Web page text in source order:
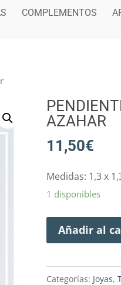
COMPLEMENTOS
AZAHAR
11,50€
Medidas: 1,3 x
1 disponibles
Añadir al
Categorías: Joyas,